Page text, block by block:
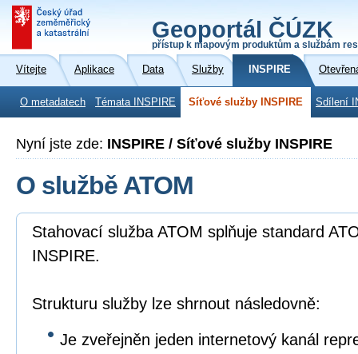
Geoportál ČÚZK
přístup k mapovým produktům a službám
Vítejte Aplikace Data Služby INSPIRE
O metadatech Témata INSPIRE Síťové služby INSPIRE Sdílení
Nyní jste zde: INSPIRE / Síťové služby INSPIRE
O službě ATOM
Stahovací služba ATOM splňuje standard
INSPIRE.
Strukturu služby lze shrnout následovně:
Je zveřejněn jeden internetový kanál